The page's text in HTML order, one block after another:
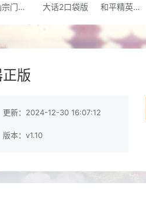
修仙宗门搜打撤 大话2口袋版 和平精英阿瑞斯直装版
版
更新：2024-12-30 16:07:12
版本：v1.10